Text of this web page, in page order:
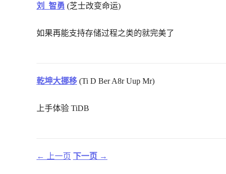
刘_智勇 (芝士改变命运)
如果再能支持存储过程之类的就完美了
乾坤大挪移 (Ti D Ber A8r Uup Mr)
上手体验 TiDB
← 上一页 下一页 →